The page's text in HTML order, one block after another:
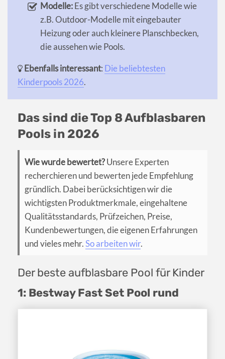
Modelle:Es gibt verschiedene Modelle wie
z.B. Outdoor-Modelle mit eingebauter
Heizung oder auch kleinere Planschbecken,
die aussehen wie Pools.
Ebenfalls interessant: Die beliebtesten
Kinderpools 2026.
Das sind die Top 8 Aufblasbaren
Pools in 2026
Wie wurde bewertet?Unsere Experten
recherchieren und bewerten jede Empfehlung
gründlich. Dabei berücksichtigen wir die
wichtigsten Produktmerkmale, eingehaltene
Qualitätsstandards, Prüfzeichen, Preise,
Kundenbewertungen, die eigenen Erfahrungen
und vieles mehr.So arbeiten wir.
Der beste aufblasbare Pool für Kinder
1: Bestway Fast Set Pool rund